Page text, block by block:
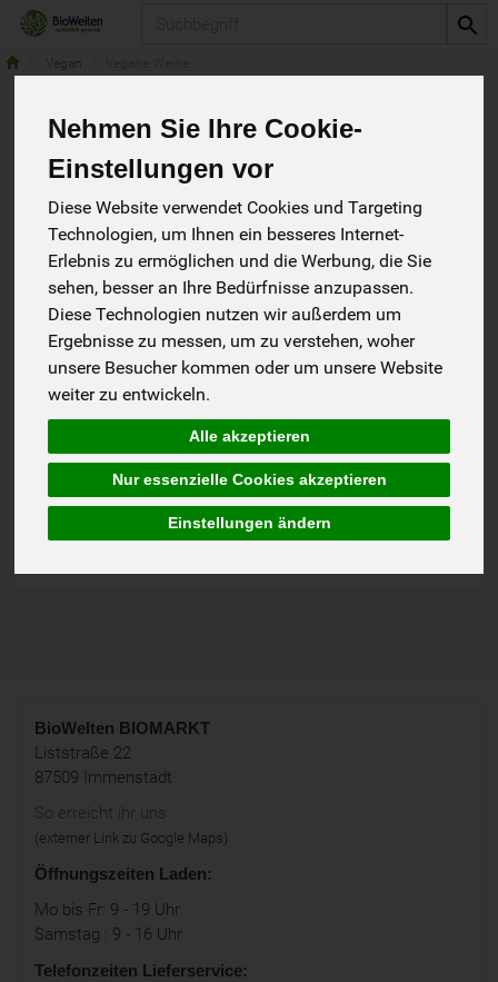
Nehmen Sie Ihre Cookie-
Einstellungen vor
Diese Website verwendet Cookies und Targeting
Technologien, um Ihnen ein besseres Internet-
Erlebnis zu ermöglichen und die Werbung, die Sie
sehen, besser an Ihre Bedürfnisse anzupassen.
Diese Technologien nutzen wir außerdem um
Ergebnisse zu messen, um zu verstehen, woher
unsere Besucher kommen oder um unsere Website
weiter zu entwickeln.
Alle akzeptieren
Nur essenzielle Cookies akzeptieren
Einstellungen ändern
Vegan
Vegane Weine
Hersteller
Keine passenden Produkte gefunden.
BioWelten BIOMARKT
Liststraße 22
87509 Immenstadt
So erreicht ihr uns
(externer Link zu Google Maps)
Öffnungszeiten Laden:
Mo bis Fr: 9 - 19 Uhr
Samstag : 9 - 16 Uhr
Telefonzeiten Lieferservice: